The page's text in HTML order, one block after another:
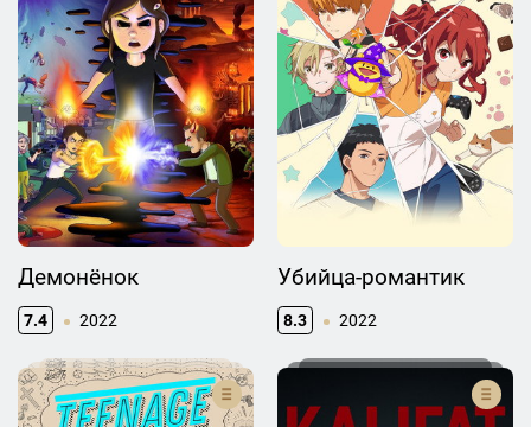
Демонёнок
7.4 2022
Убийца-романтик
8.3 2022